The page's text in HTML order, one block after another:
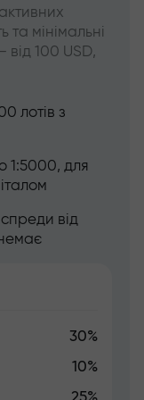
та мінімальні
від 100 USD,
лотів з
1:5000, для
спреди від
30%
10%